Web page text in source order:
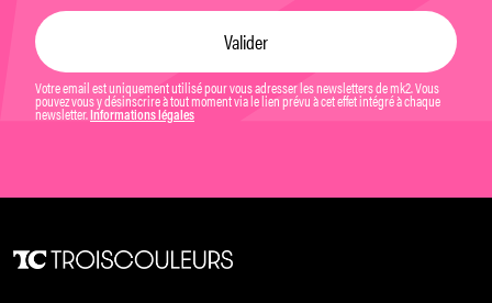
Votre email est uniquement utilisé pour vous adresser les newsletters de mk2. Vous
pouvez vous y désinscrire à tout moment via le lien prévu à cet effet intégré à chaque
newsletter. Informations légales